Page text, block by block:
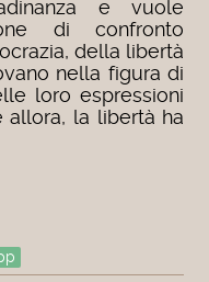
e vuole
di confronto
della libertà
nella figura di
loro espressioni
allora, la libertà ha